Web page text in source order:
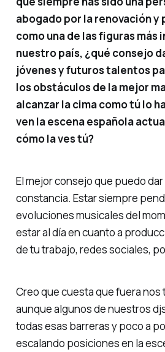
abogado por la renovación
como una de las figuras
nuestro país, ¿qué consejo
jóvenes y futuros talentos
los obstáculos de la mejor
alcanzar la cima como tú lo
ven la escena española
cómo la ves tú?
El mejor consejo que puedo
constancia. Estar siempre
evoluciones musicales del
estar al día en cuanto a
de tu trabajo, redes sociales,
Creo que cuesta que fuera nos
aunque algunos de nuestros
todas esas barreras y poco a
escalando posiciones en la